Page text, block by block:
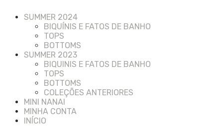
SUMMER 2024
BIQUÍNIS E FATOS DE BANHO
TOPS
BOTTOMS
SUMMER 2023
BIQUINIS E FATOS DE BANHO
TOPS
BOTTOMS
COLEÇÕES ANTERIORES
MINI NANAI
MINHA CONTA
INÍCIO